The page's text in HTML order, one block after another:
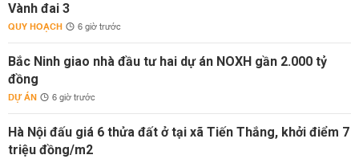
Vành đai 3
QUY HOẠCH 6 giờ trước
Bắc Ninh giao nhà đầu tư hai dự án NOXH gần 2.000 tỷ
đồng
DỰ ÁN 6 giờ trước
Hà Nội đấu giá 6 thửa đất ở tại xã Tiến Thắng, khởi điểm 7
triệu đồng/m2